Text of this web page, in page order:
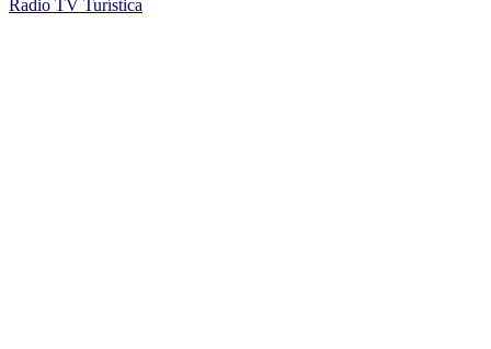
Radio TV Turística